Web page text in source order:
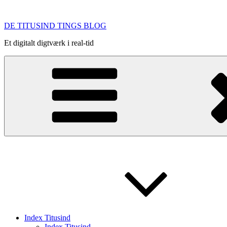
indhold
DE TITUSIND TINGS BLOG
Et digitalt digtværk i real-tid
Index Titusind